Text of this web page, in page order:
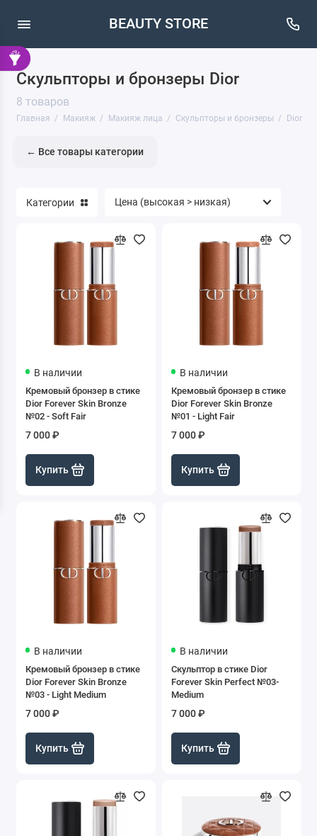
BEAUTY STORE
Скульпторы и бронзеры Dior
8 товаров
Главная Макияж Макияж лица Скульпторы и бронзеры Dior
← Все товары категории
Кисти
Макияж бровей
Макияж лица
Категории
В наличии
Кремовый бронзер в стике
Dior Forever Skin Bronze
№02 - Soft Fair
7 000 ₽
Купить
В наличии
Кремовый бронзер в стике
Dior Forever Skin Bronze
№01 - Light Fair
7 000 ₽
Купить
В наличии
Кремовый бронзер в стике
Dior Forever Skin Bronze
№03 - Light Medium
7 000 ₽
Купить
В наличии
Скульптор в стике Dior
Forever Skin Perfect №03-
Medium
7 000 ₽
Купить